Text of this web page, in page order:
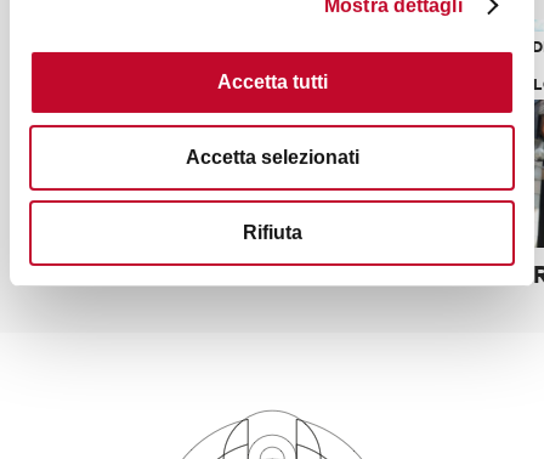
Mostra dettagli
Accetta tutti
Accetta selezionati
Rifiuta
Serrazanetti
LUOGHI
Galleria